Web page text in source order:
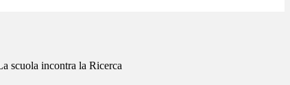
scuola incontra la Ricerca